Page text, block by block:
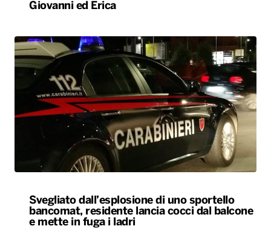
Giovanni ed Erica
Svegliato dall’esplosione di uno sportello
bancomat, residente lancia cocci dal balcone
e mette in fuga i ladri